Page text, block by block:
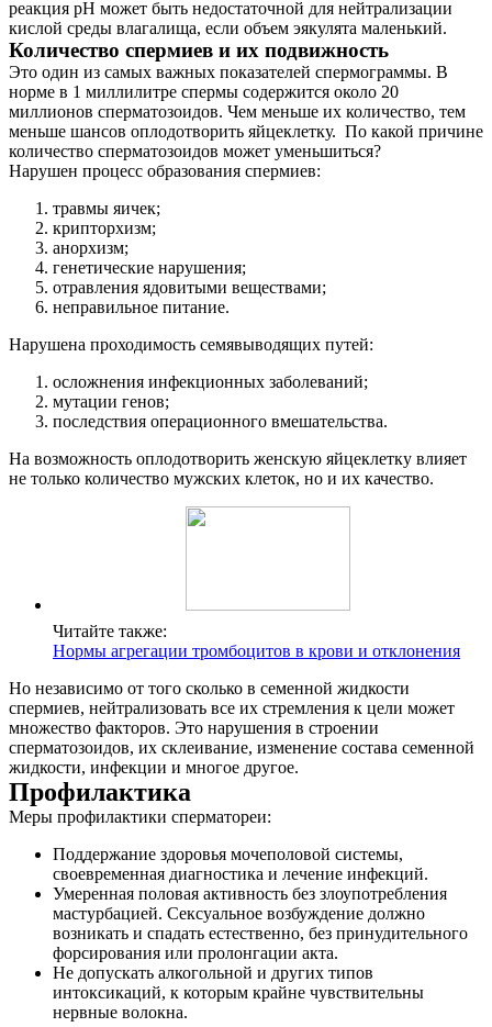
реакция pH может быть недостаточной для нейтрализации
кислой среды влагалища, если объем эякулята маленький.
Количество спермиев и их подвижность
Это один из самых важных показателей спермограммы. В
норме в 1 миллилитре спермы содержится около 20
миллионов сперматозоидов. Чем меньше их количество, тем
меньше шансов оплодотворить яйцеклетку. По какой причине
количество сперматозоидов может уменьшиться?
Нарушен процесс образования спермиев:
травмы яичек;
крипторхизм;
анорхизм;
генетические нарушения;
отравления ядовитыми веществами;
неправильное питание.
Нарушена проходимость семявыводящих путей:
осложнения инфекционных заболеваний;
мутации генов;
последствия операционного вмешательства.
На возможность оплодотворить женскую яйцеклетку влияет
не только количество мужских клеток, но и их качество.
Читайте также:
Нормы агрегации тромбоцитов в крови и отклонения
Но независимо от того сколько в семенной жидкости
спермиев, нейтрализовать все их стремления к цели может
множество факторов. Это нарушения в строении
сперматозоидов, их склеивание, изменение состава семенной
жидкости, инфекции и многое другое.
Профилактика
Меры профилактики сперматореи:
Поддержание здоровья мочеполовой системы,
своевременная диагностика и лечение инфекций.
Умеренная половая активность без злоупотребления
мастурбацией. Сексуальное возбуждение должно
возникать и спадать естественно, без принудительного
форсирования или пролонгации акта.
Не допускать алкогольной и других типов
интоксикаций, к которым крайне чувствительны
нервные волокна.